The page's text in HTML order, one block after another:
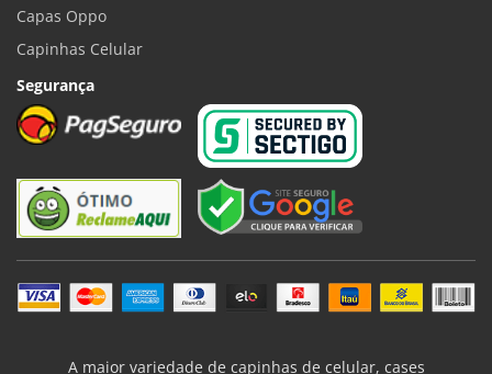
Capas Oppo
Capinhas Celular
Segurança
A maior variedade de capinhas de celular, cases